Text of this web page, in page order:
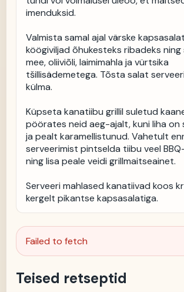
imenduksid.
Valmista samal ajal värske
köögiviljad õhukesteks ribadeks ning
mee, oliiviõli, laimimahla ja vürtsika
tšillisädemetega. Tõsta salat
külma.
Küpseta kanatiibu grillil suletud
pöörates neid aeg-ajalt, kuni liha on
ja pealt karamellistunud. Vahetult
serveerimist pintselda tiibu veel
ning lisa peale veidi grillmaitseainet.
Serveeri mahlased kanatiivad koos
kergelt pikantse kapsasalatiga.
Failed to fetch
Teised retseptid